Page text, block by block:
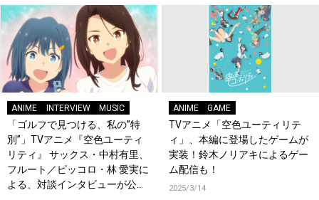
ANIME INTERVIEW MUSIC
「ゴルフで見つける、私の”特
別”」TVアニメ『空色ユーティ
リティ』 サックス・中村有里、
フルート／ピッコロ・林 愛実に
よる、対談インタビューが公
ANIME GAME
TVアニメ「空色ユーティリテ
ィ」、本編に登場したゲームが
実装！鈴木ノリアキによるゲー
ム配信も！
2025/3/14